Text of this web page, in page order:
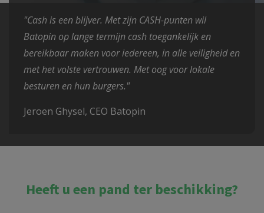
"Cash is een blijver. Met zijn CASH-punten wil
Batopin op lange termijn cash toegankelijk en
bereikbaar maken voor iedereen, in alle veiligheid en
met het volste vertrouwen. Met oog voor lokale
besturen en hun burgers."
Jeroen Ghysel, CEO Batopin
Heeft u een pand ter beschikking?